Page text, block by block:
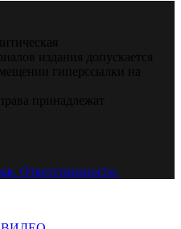
издания допускается
гиперссылки на
принадлежат
Ответственности.